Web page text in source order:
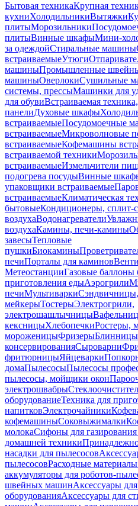
Бытовая техникаКрупная
кухниХолодильникиВытяжки
плитыМорозильники
плитыВинные шкафыМини-
за одеждойСтиральные машины
встраиваемыеУтюги
машиныПромышленные
машиныОверлокиСушильные
системы, прессыМашинки для
для обувиВстраиваемая
панелиДуховые шкафы
встраиваемыеПосудомоечные
встраиваемыеМикроволновые
встраиваемыеКофемашины
встраиваемой техники
встраиваемыеИзмельчители
подогрева посудыВинные
упаковщики встраиваемые
встраиваемыеКлиматическая
бытовыеКондиционеры, сплит-
воздухаВодонагреватели
воздухаКамины, печи-камины
завесыТепловые
пушкиБиокамины
печиПорталы для каминов
МетеостанцииГазовые баллоны
приготовления едыАэрогрили
печиМультиваркиСэндвичницы,
мейкерыТостерыЭлектрогрили,
электрошашлычницы
кексницыХлебопечкиРостеры,
мороженицыФризерыБлинницы
консервированияСыроварни
фритюрницыЯйцеварки
домаПылесосыПылесосы
пылесосы, мойщики окон
электрошвабры
оборудованиеТехника для
напитковЭлектрочайники
кофемашиныСоковыжималки
молокаСифоны для
домашней техники
насадки для пылесосов
пылесосовРасходные
аккумуляторы для роботов-
швейных машинАксессуары
оборудованияАксессуары для